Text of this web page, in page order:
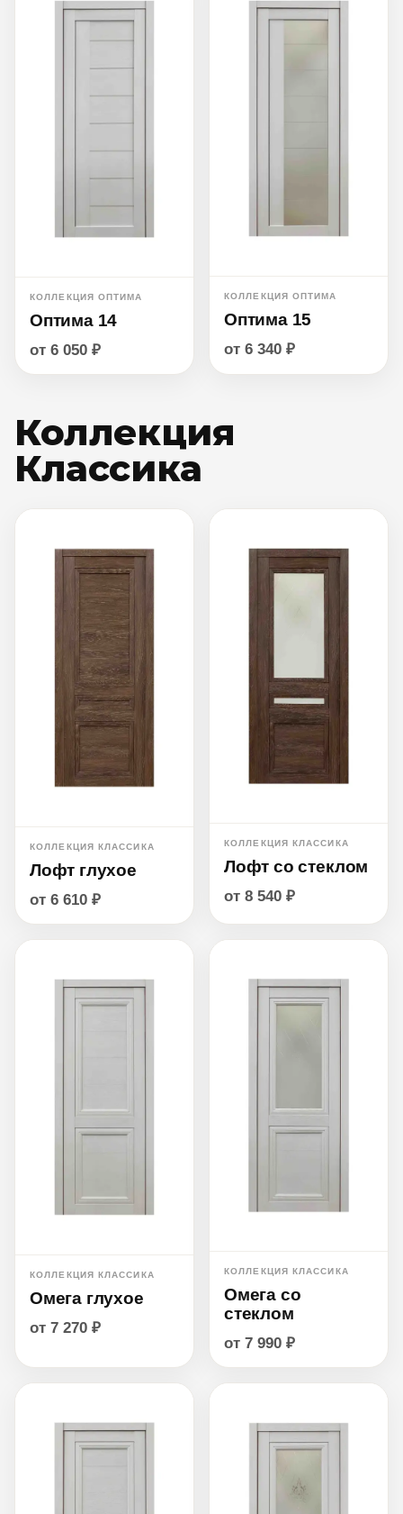
КОЛЛЕКЦИЯ ОПТИМА
Оптима 14
от 6 050 ₽
КОЛЛЕКЦИЯ ОПТИМА
Оптима 15
от 6 340 ₽
Коллекция
Классика
КОЛЛЕКЦИЯ КЛАССИКА
Лофт глухое
от 6 610 ₽
КОЛЛЕКЦИЯ КЛАССИКА
Лофт со стеклом
от 8 540 ₽
КОЛЛЕКЦИЯ КЛАССИКА
Омега глухое
от 7 270 ₽
КОЛЛЕКЦИЯ КЛАССИКА
Омега со
стеклом
от 7 990 ₽